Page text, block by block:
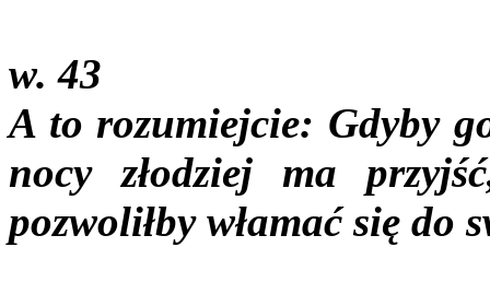
w. 43
A to rozumiejcie: Gdyby
nocy złodziej ma
pozwoliłby włamać się do